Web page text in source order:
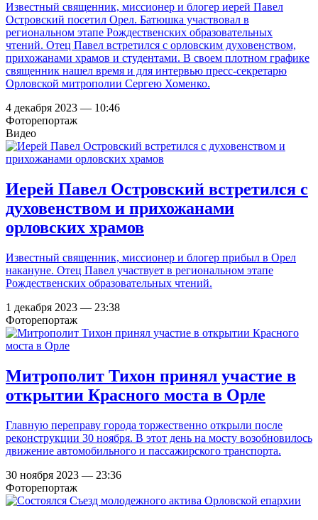
Известный священник, миссионер и блогер иерей Павел
Островский посетил Орел. Батюшка участвовал в
региональном этапе Рождественских образовательных
чтений. Отец Павел встретился с орловским духовенством,
прихожанами храмов и студентами. В своем плотном графике
священник нашел время и для интервью пресс-секретарю
Орловской митрополии Сергею Хоменко.
4 декабря 2023 — 10:46
Фоторепортаж
Видео
Иерей Павел Островский встретился с
духовенством и прихожанами
орловских храмов
Известный священник, миссионер и блогер прибыл в Орел
накануне. Отец Павел участвует в региональном этапе
Рождественских образовательных чтений.
1 декабря 2023 — 23:38
Фоторепортаж
Митрополит Тихон принял участие в
открытии Красного моста в Орле
Главную переправу города торжественно открыли после
реконструкции 30 ноября. В этот день на мосту возобновилось
движение автомобильного и пассажирского транспорта.
30 ноября 2023 — 23:36
Фоторепортаж